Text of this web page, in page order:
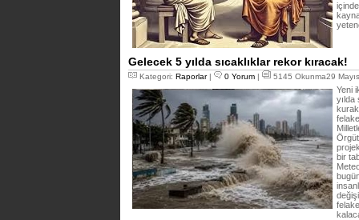
Gelecek 5 yılda sıcaklıklar rekor kıracak!
Kategori: Raporlar| 0 Yorum | 5145 Okunma29
Yeni
yılda
bir